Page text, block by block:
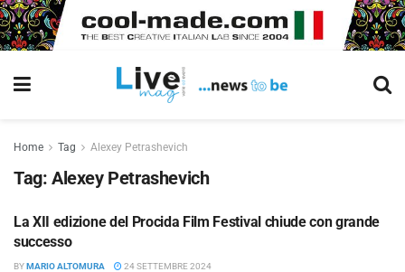
Home Tag Alexey Petrashevich
Tag: Alexey Petrashevich
LIVEEVENT
La XII edizione del Procida Film Festival chiude con grande
successo
BYMARIO ALTOMURA 24 SETTEMBRE 2024